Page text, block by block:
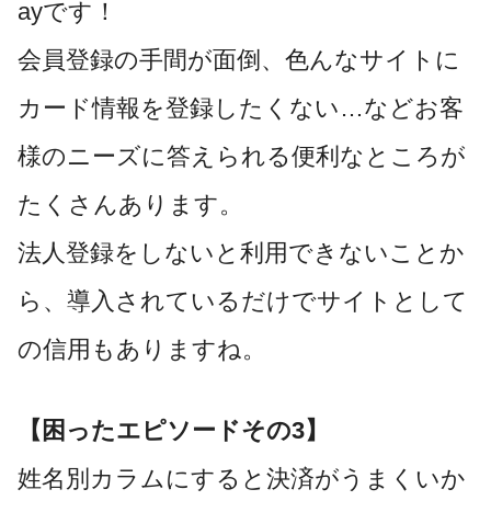
ayです！
会員登録の手間が面倒、色んなサイトに
カード情報を登録したくない…などお客
様のニーズに答えられる便利なところが
たくさんあります。
法人登録をしないと利用できないことか
ら、導入されているだけでサイトとして
の信用もありますね。
【困ったエピソードその3】
姓名別カラムにすると決済がうまくいか